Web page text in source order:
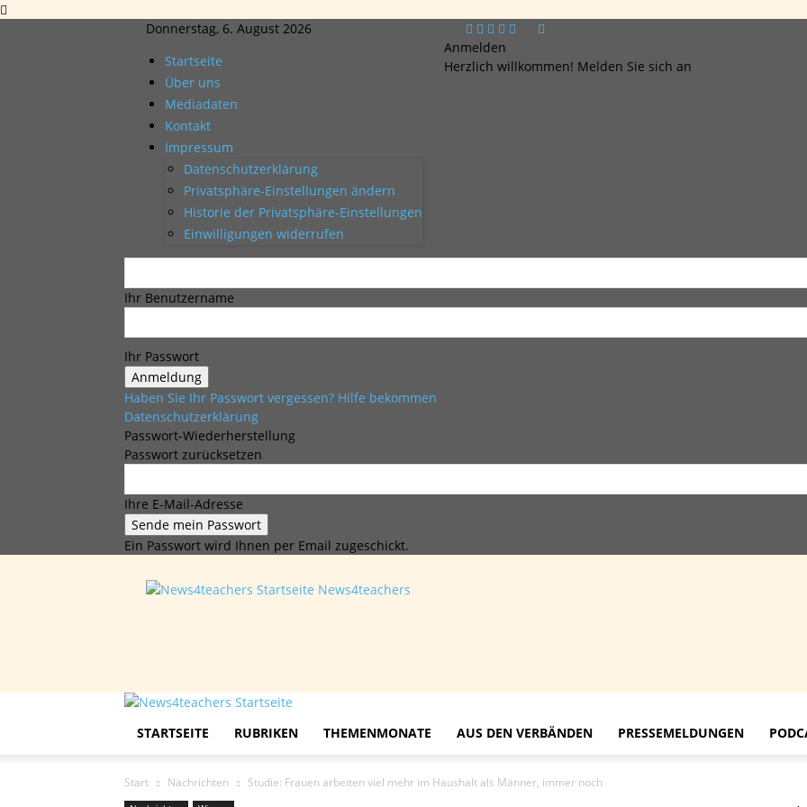
Donnerstag, 6. August 2026
Startseite
Über uns
Mediadaten
Kontakt
Impressum
Datenschutzerklärung
Privatsphäre-Einstellungen ändern
Historie der Privatsphäre-Einstellungen
Einwilligungen widerrufen
Anmelden
Herzlich willkommen! Melden Sie sich an
Ihr Benutzername
Ihr Passwort
Haben Sie Ihr Passwort vergessen? Hilfe bekommen
Datenschutzerklärung
Passwort-Wiederherstellung
Passwort zurücksetzen
Ihre E-Mail-Adresse
Ein Passwort wird Ihnen per Email zugeschickt.
News4teachers
STARTSEITE RUBRIKEN THEMENMONATE AUS DEN VERBÄNDEN PRESSEMELDUNGEN
Start Nachrichten Studie: Frauen arbeiten viel mehr im Haushalt als Männer, immer noch